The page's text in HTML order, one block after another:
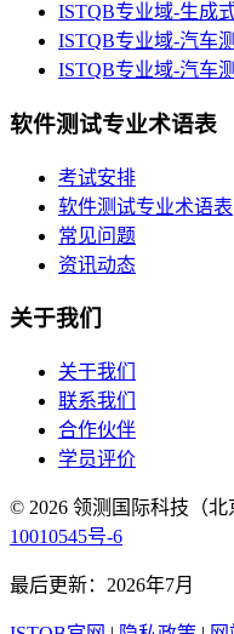
ISTQB专业域-生成
ISTQB专业域-汽车
ISTQB专业域-汽车
软件测试专业术语表
考试安排
软件测试专业术语表
常见问题
资讯动态
关于我们
关于我们
联系我们
合作伙伴
学员评价
© 2026 领测国际科技（
10010545号-6
最后更新：2026年7月